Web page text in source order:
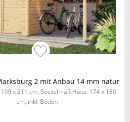
2 mit Anbau 14 mm natur
199 x 211 cm, Sockelmaß Haus: 174 x 180
cm, inkl. Boden